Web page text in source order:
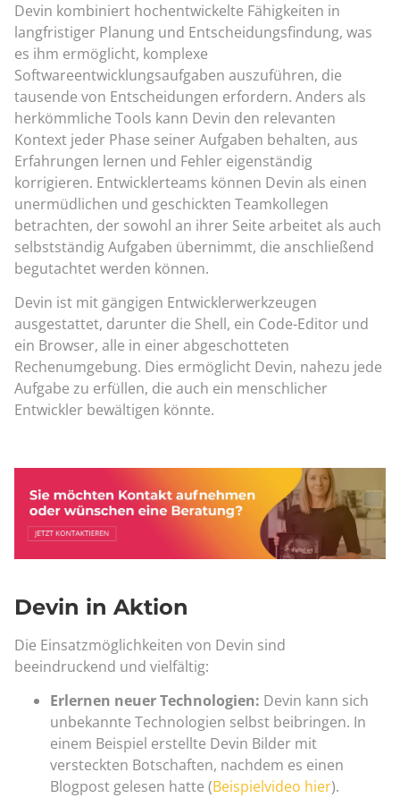
Devin kombiniert hochentwickelte Fähigkeiten in
langfristiger Planung und Entscheidungsfindung, was
es ihm ermöglicht, komplexe
Softwareentwicklungsaufgaben auszuführen, die
tausende von Entscheidungen erfordern. Anders als
herkömmliche Tools kann Devin den relevanten
Kontext jeder Phase seiner Aufgaben behalten, aus
Erfahrungen lernen und Fehler eigenständig
korrigieren. Entwicklerteams können Devin als einen
unermüdlichen und geschickten Teamkollegen
betrachten, der sowohl an ihrer Seite arbeitet als auch
selbstständig Aufgaben übernimmt, die anschließend
begutachtet werden können.
Devin ist mit gängigen Entwicklerwerkzeugen
ausgestattet, darunter die Shell, ein Code-Editor und
ein Browser, alle in einer abgeschotteten
Rechenumgebung. Dies ermöglicht Devin, nahezu jede
Aufgabe zu erfüllen, die auch ein menschlicher
Entwickler bewältigen könnte.
Devin in Aktion
Die Einsatzmöglichkeiten von Devin sind
beeindruckend und vielfältig:
Erlernen neuer Technologien: Devin kann sich
unbekannte Technologien selbst beibringen. In
einem Beispiel erstellte Devin Bilder mit
versteckten Botschaften, nachdem es einen
Blogpost gelesen hatte (Beispielvideo hier).